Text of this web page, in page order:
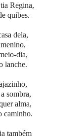
Regina,
quibes.
dela,
dia,
lanche.
sombra,
alma,
caminho.
também